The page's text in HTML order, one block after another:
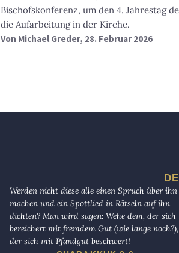
Bischofskonferenz, um den 4. Jahrestag
die Aufarbeitung in der Kirche.
Von Michael Greder, 28. Februar 2026
Werden nicht diese alle einen Spruch über ihn
machen und ein Spottlied in Rätseln auf ihn
dichten? Man wird sagen: Wehe dem, der sich
bereichert mit fremdem Gut (wie lange noch?),
der sich mit Pfandgut beschwert!